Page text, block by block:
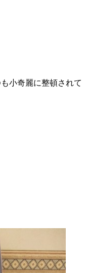
小奇麗に整頓されて